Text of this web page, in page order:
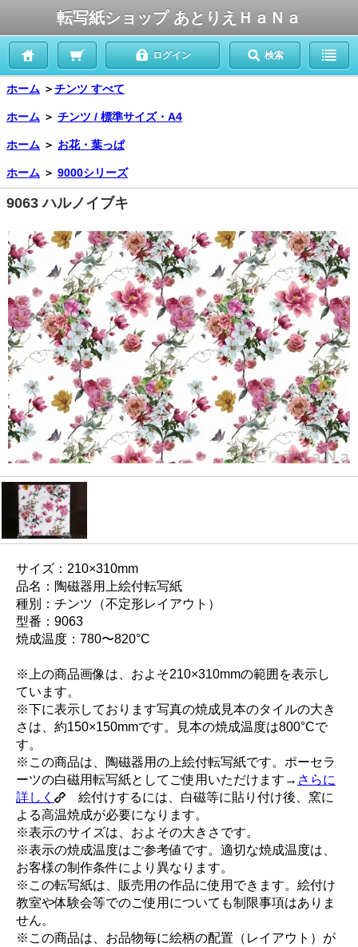
転写紙ショップ あとりえＨａＮａ
ログイン 検索
ホーム ＞チンツ すべて
ホーム ＞ チンツ / 標準サイズ・A4
ホーム ＞ お花・葉っぱ
ホーム ＞ 9000シリーズ
9063 ハルノイブキ
サイズ：210×310mm
品名：陶磁器用上絵付転写紙
種別：チンツ（不定形レイアウト）
型番：9063
焼成温度：780〜820°C
※上の商品画像は、およそ210×310mmの範囲を表示し
ています。
※下に表示しております写真の焼成見本のタイルの大き
さは、約150×150mmです。見本の焼成温度は800°Cで
す。
※この商品は、陶磁器用の上絵付転写紙です。ポーセラ
ーツの白磁用転写紙としてご使用いただけます→ さらに
詳しく
絵付けするには、白磁等に貼り付け後、窯に
よる高温焼成が必要になります。
※表示のサイズは、およその大きさです。
※表示の焼成温度はご参考値です。適切な焼成温度は、
お客様の制作条件により異なります。
※この転写紙は、販売用の作品に使用できます。絵付け
教室や体験会等でのご使用についても制限事項はありま
せん。
※この商品は、お品物毎に絵柄の配置（レイアウト）が